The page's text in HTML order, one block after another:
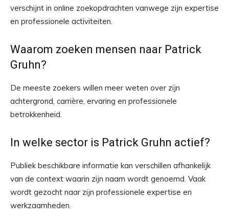
verschijnt in online zoekopdrachten vanwege zijn expertise
en professionele activiteiten.
Waarom zoeken mensen naar Patrick
Gruhn?
De meeste zoekers willen meer weten over zijn
achtergrond, carrière, ervaring en professionele
betrokkenheid.
In welke sector is Patrick Gruhn actief?
Publiek beschikbare informatie kan verschillen afhankelijk
van de context waarin zijn naam wordt genoemd. Vaak
wordt gezocht naar zijn professionele expertise en
werkzaamheden.